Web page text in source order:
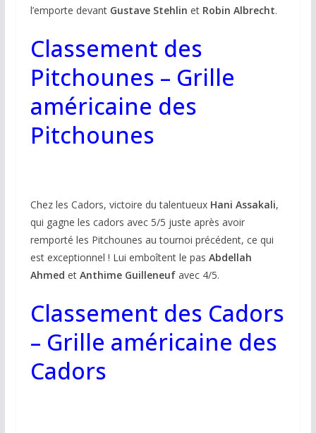
l’emporte devant Gustave Stehlin etRobin Albrecht.
Classement des
Pitchounes – Grille
américaine des
Pitchounes
Chez les Cadors, victoire du talentueux Hani Assakali,
qui gagne les cadors avec 5/5 juste après avoir
remporté les Pitchounes au tournoi précédent, ce qui
est exceptionnel ! Lui emboîtent le pas Abdellah
Ahmed etAnthime Guilleneufavec 4/5.
Classement des Cadors
– Grille américaine des
Cadors